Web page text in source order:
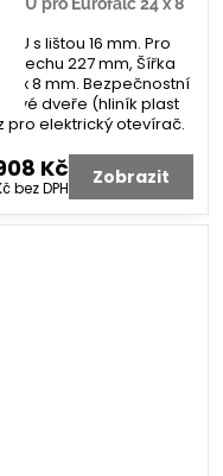
U s lištou 16 mm. Pro
plechu 227 mm, Šířka
x 8 mm. Bezpečnostní
dveře (hliník plast
elektrický otevírač.
Kč
bez DPH Zobrazit